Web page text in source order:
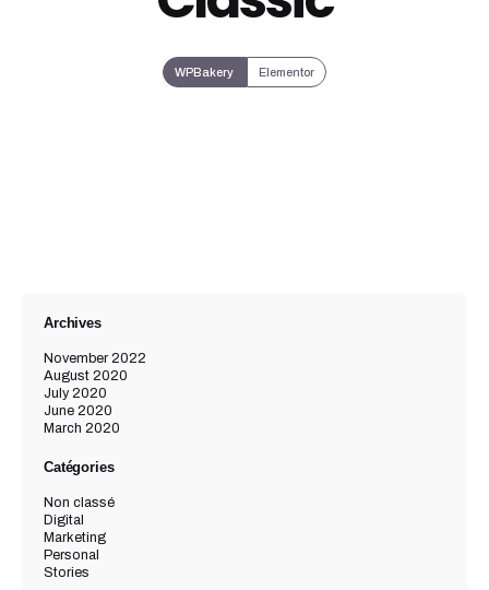
WPBakery Elementor
Archives
November 2022
August 2020
July 2020
June 2020
March 2020
Catégories
Non classé
Digital
Marketing
Personal
Stories